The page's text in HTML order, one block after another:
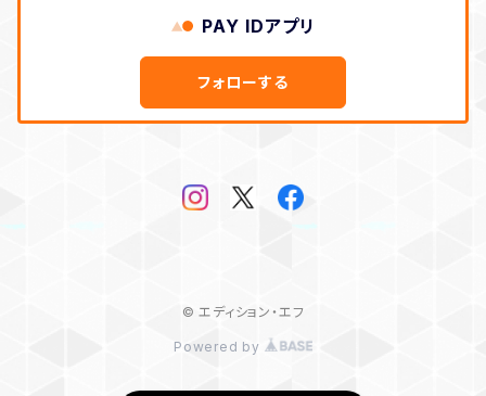
PAY IDアプリ
フォローする
© エディション・エフ
Powered by